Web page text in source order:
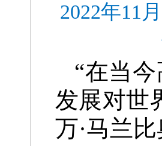
2022年11
“在当
发展对世
万·马兰